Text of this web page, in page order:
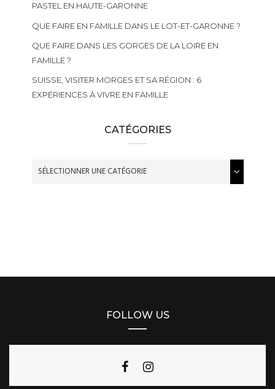
PASTEL EN HAUTE-GARONNE
QUE FAIRE EN FAMILLE DANS LE LOT-ET-GARONNE ?
QUE FAIRE DANS LES GORGES DE LA LOIRE EN
FAMILLE ?
SUISSE, VISITER MORGES ET SA RÉGION : 6
EXPÉRIENCES À VIVRE EN FAMILLE
CATÉGORIES
FOLLOW US